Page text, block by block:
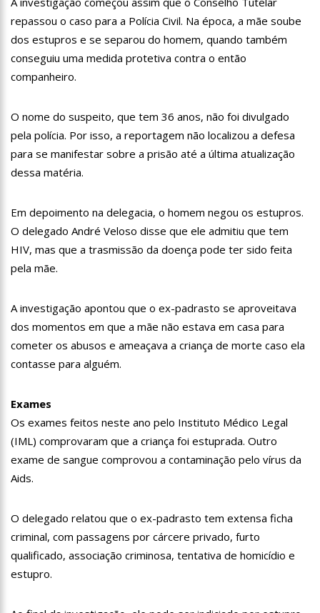
Hissa Abrahão dispara e deve ser o primeiro no Avante à
Câmara Federal
21:55 Hissa Abrahão fala em oportunidades para feirantes no
Eldorado
22:45 Hissa Abrahão tem candidatura deferida pela Justiça Eleitoral
Hissa Abrahão pede aos eleitores que compareçam às urnas
10:39 Tecnologia 5G: Sinal em Manaus será ativado até novembro
deste ano
10:32 Vacinação contra Covid-19 acontece em 12 postos neste
18:03
Bolsistas do Prouni começam a receber hoje auxílio de R$
400
17:50 Pesquisa aponta que tecnologia pode ajudar na melhoria da
qualidade das escolas no Amazonas
20:07 Amazonino pretende transforma o estado em um canteiro de
19:46
Viviane Lima é aposta do MDB para ser deputada federal do
Amazonas
20:23 Prefeitura abre credenciamento de prestadores de serviços
para o Manausmed
00:59
Pré-Candidata a Deputada Federal, Viviane Lima(MDB)
10:06
Bolsonaro vai retornar a Manaus na segunda quinzena de
Junho, afirma Menezes
22:10
PRÉ-CANDIDATURA – ‘Vamos mostrar nossa força’, diz Arthur
Moradores celebram pagamento de indenizações do Anel
Viário Leste
11:55 Enem só em 2022, tem 3,3 milhões de inscrições confirmadas
repassou o caso para a Polícia Civil. Na época, a mãe soube
dos estupros e se separou do homem, quando também
conseguiu uma medida protetiva contra o então
companheiro.
O nome do suspeito, que tem 36 anos, não foi divulgado
pela polícia. Por isso, a reportagem não localizou a defesa
para se manifestar sobre a prisão até a última atualização
dessa matéria.
Em depoimento na delegacia, o homem negou os estupros.
O delegado André Veloso disse que ele admitiu que tem
HIV, mas que a trasmissão da doença pode ter sido feita
pela mãe.
A investigação apontou que o ex-padrasto se aproveitava
dos momentos em que a mãe não estava em casa para
cometer os abusos e ameaçava a criança de morte caso ela
contasse para alguém.
Exames
Os exames feitos neste ano pelo Instituto Médico Legal
(IML) comprovaram que a criança foi estuprada. Outro
exame de sangue comprovou a contaminação pelo vírus da
Aids.
O delegado relatou que o ex-padrasto tem extensa ficha
criminal, com passagens por cárcere privado, furto
qualificado, associação criminosa, tentativa de homicídio e
estupro.